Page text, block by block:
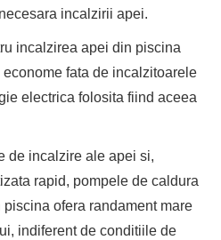
incalzirii apei.
incalzirea apei din piscina
fata de incalzitoarele
electrica folosita fiind aceea
de incalzire ale apei si,
rapid, pompele de caldura
ofera randament mare
indiferent de conditiile de